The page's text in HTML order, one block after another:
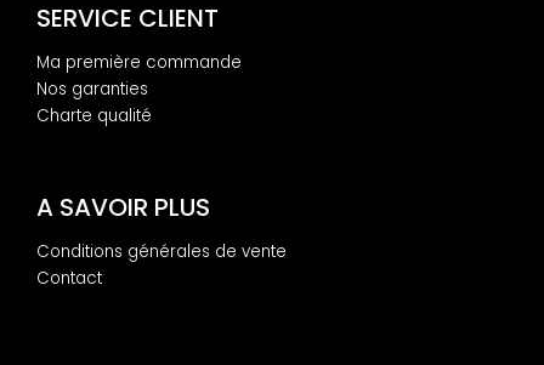
SERVICE CLIENT
Ma première commande
Nos garanties
Charte qualité
A SAVOIR PLUS
Conditions générales de vente
Contact